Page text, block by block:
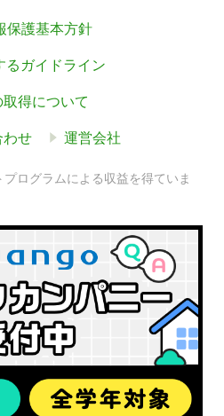
保護基本方針
るガイドライン
得について
わせ 運営会社
ログラムによる収益を得ていま